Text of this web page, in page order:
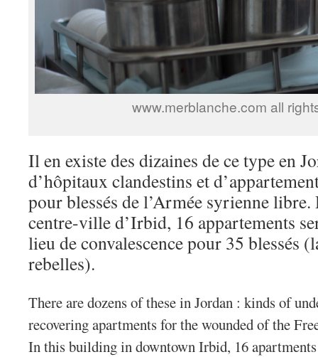
www.merblanche.com all
Il en existe des dizaines de ce type en
d’hôpitaux clandestins et
pour blessés de l’Armée syrienne
centre-ville d’Irbid, 16 appartements
lieu de convalescence pour 35 blessés
rebelles).
There are dozens of these in Jordan : kinds of
recovering apartments for the wounded of the
In this building in downtown Irbid, 16